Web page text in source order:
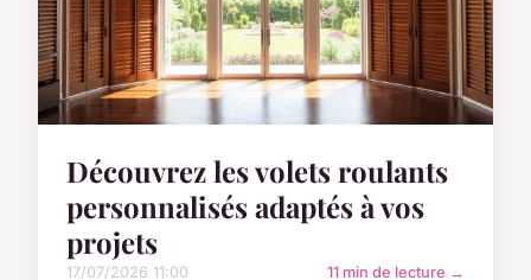
Découvrez les volets roulants
personnalisés adaptés à vos
projets
17/07/2026 11:00 11 min de lecture →